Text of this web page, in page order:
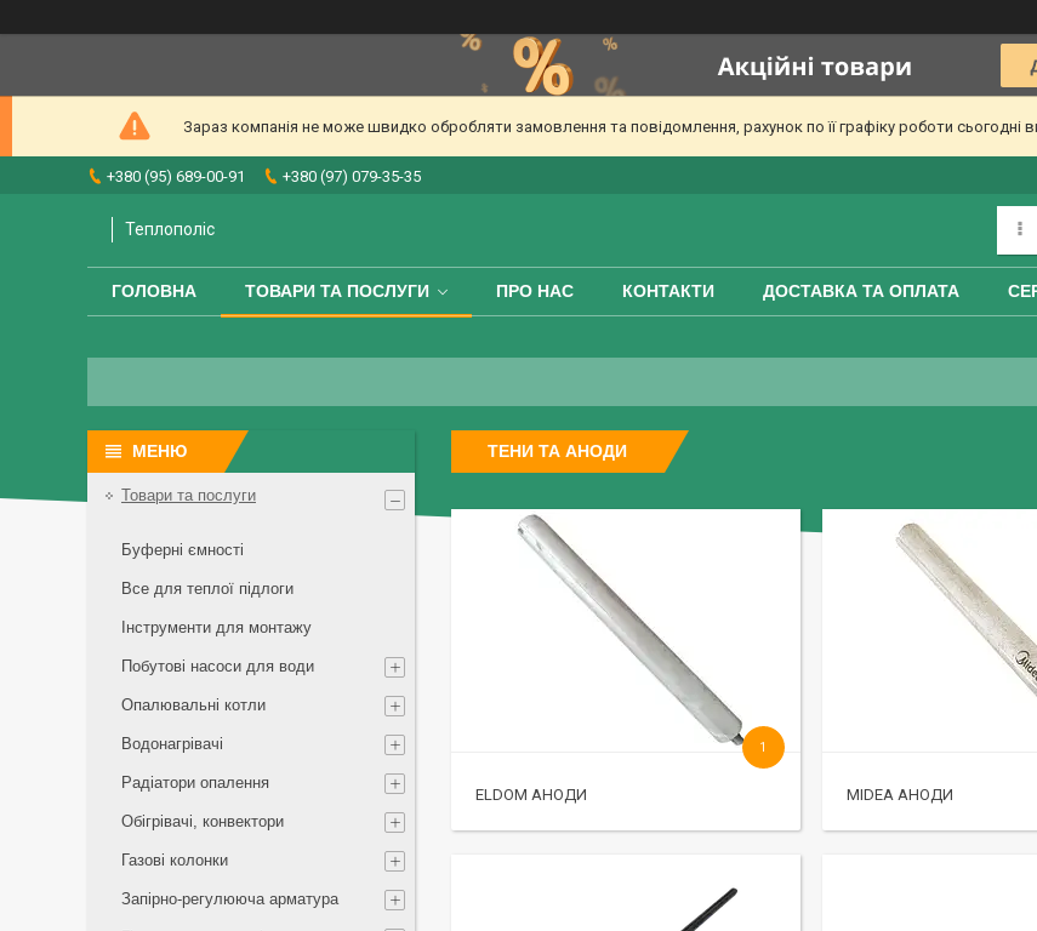
Зараз компанія не може швидко обробляти замовлення та повідомлення, рахунок по її графіку роботи сьогодні
+380 (95) 689-00-91 +380 (97) 079-35-35
Теплополіс
ГОЛОВНА ТОВАРИ ТА ПОСЛУГИ ПРО НАС КОНТАКТИ ДОСТАВКА ТА ОПЛАТА
ТЕНИ ТА АНОДИ
ELDOM АНОДИ
1
MIDEA АНОДИ
Товари та послуги
Буферні ємності
Все для теплої підлоги
Інструменти для монтажу
Побутові насоси для води
Опалювальні котли
Водонагрівачі
Радіатори опалення
Обігрівачі, конвектори
Газові колонки
Запірно-регулююча арматура